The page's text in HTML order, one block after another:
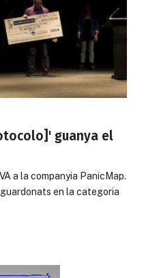
guanya el
a la companyia PanicMap.
en la categoria